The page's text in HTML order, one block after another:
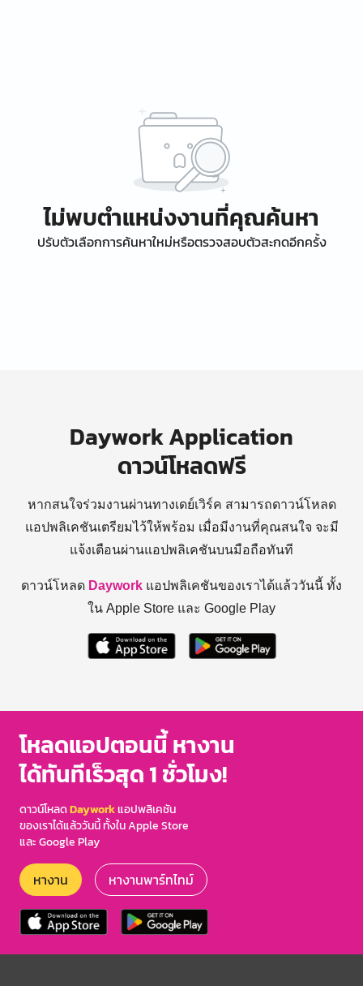
ไม่พบตำแหน่งงานที่คุณค้นหา
ปรับตัวเลือกการค้นหาใหม่หรือตรวจสอบตัวสะกดอีกครั้ง
Daywork Application
ดาวน์โหลดฟรี
หากสนใจร่วมงานผ่านทางเดย์เวิร์ค สามารถดาวน์โหลด
แอปพลิเคชันเตรียมไว้ให้พร้อม เมื่อมีงานที่คุณสนใจ จะมี
แจ้งเตือนผ่านแอปพลิเคชันบนมือถือทันที
ดาวน์โหลด Daywork แอปพลิเคชันของเราได้แล้ววันนี้ ทั้ง
ใน Apple Store และ Google Play
โหลดแอปตอนนี้ หางาน
ได้ทันทีเร็วสุด 1 ชั่วโมง!
ดาวน์โหลดDayworkแอปพลิเคชัน
ของเราได้แล้ววันนี้ ทั้งใน Apple Store
และ Google Play
หางาน หางานพาร์ทไทม์